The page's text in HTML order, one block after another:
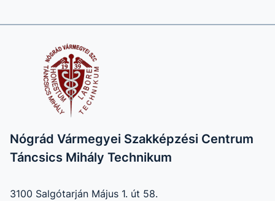
Nógrád Vármegyei Szakképzési Centrum
Táncsics Mihály Technikum
3100 Salgótarján Május 1. út 58.